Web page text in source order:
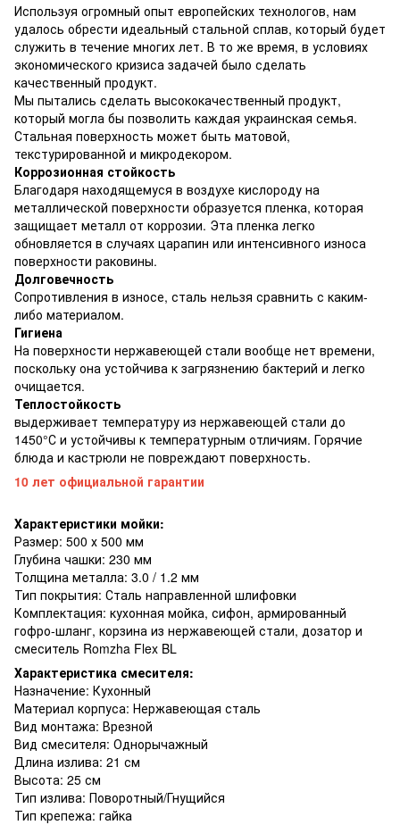
Используя огромный опыт европейских технологов, нам
удалось обрести идеальный стальной сплав, который будет
служить в течение многих лет. В то же время, в условиях
экономического кризиса задачей было сделать
качественный продукт.
Мы пытались сделать высококачественный продукт,
который могла бы позволить каждая украинская семья.
Стальная поверхность может быть матовой,
текстурированной и микродекором.
Коррозионная стойкость
Благодаря находящемуся в воздухе кислороду на
металлической поверхности образуется пленка, которая
защищает металл от коррозии. Эта пленка легко
обновляется в случаях царапин или интенсивного износа
поверхности раковины.
Долговечность
Сопротивления в износе, сталь нельзя сравнить с каким-
либо материалом.
Гигиена
На поверхности нержавеющей стали вообще нет времени,
поскольку она устойчива к загрязнению бактерий и легко
очищается.
Теплостойкость
выдерживает температуру из нержавеющей стали до
1450°С и устойчивы к температурным отличиям. Горячие
блюда и кастрюли не повреждают поверхность.
10 лет официальной гарантии
Характеристики мойки:
Размер: 500 х 500 мм
Глубина чашки: 230 мм
Толщина металла: 3.0 / 1.2 мм
Тип покрытия: Сталь направленной шлифовки
Комплектация: кухонная мойка, сифон, армированный
гофро-шланг, корзина из нержавеющей стали, дозатор и
смеситель Romzha Flex BL
Характеристика смесителя:
Назначение: Кухонный
Материал корпуса: Нержавеющая сталь
Вид монтажа: Врезной
Вид смесителя: Однорычажный
Длина излива: 21 см
Высота: 25 см
Тип излива: Поворотный/Гнущийся
Тип крепежа: гайка